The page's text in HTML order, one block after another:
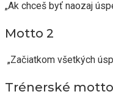
„Ak chceš byť naozaj
Motto 2
„Začiatkom všetkých
Trénerské motto